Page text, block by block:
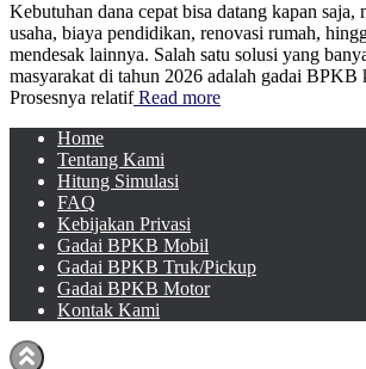
Kebutuhan dana cepat bisa datang kapan saja,
usaha, biaya pendidikan, renovasi rumah,
mendesak lainnya. Salah satu solusi yang
masyarakat di tahun 2026 adalah gadai BPKB
Prosesnya relatifRead more
Home
Tentang Kami
Hitung Simulasi
FAQ
Kebijakan Privasi
Gadai BPKB Mobil
Gadai BPKB Truk/Pickup
Gadai BPKB Motor
Kontak Kami